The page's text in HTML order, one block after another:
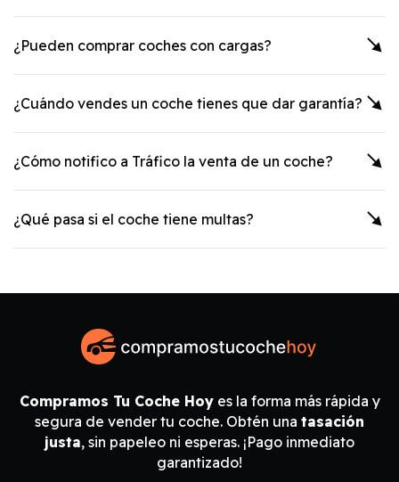
¿Pueden comprar coches con cargas?
¿Cuándo vendes un coche tienes que dar garantía?
¿Cómo notifico a Tráfico la venta de un coche?
¿Qué pasa si el coche tiene multas?
Compramos Tu Coche Hoyes la forma más rápida y
segura de vender tu coche. Obtén una tasación
justa, sin papeleo ni esperas. ¡Pago inmediato
garantizado!